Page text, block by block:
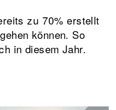
zu 70% erstellt
können. So
in diesem Jahr.